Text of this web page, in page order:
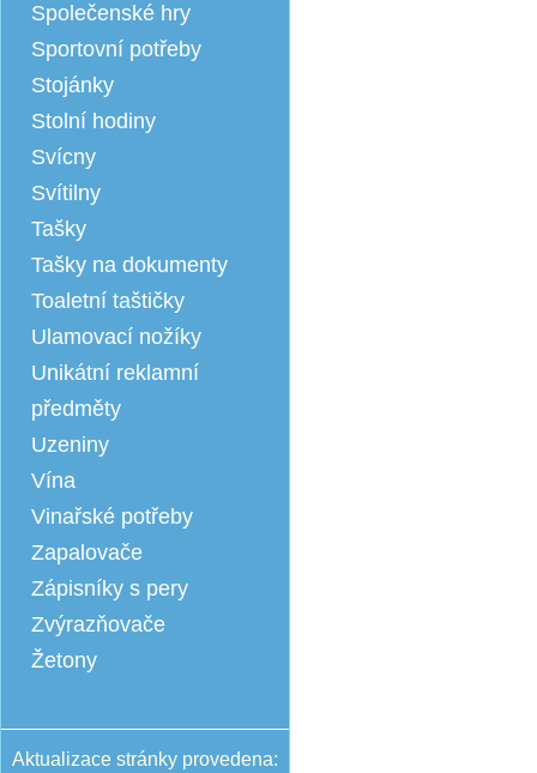
Společenské hry
Sportovní potřeby
Stojánky
Stolní hodiny
Svícny
Svítilny
Tašky
Tašky na dokumenty
Toaletní taštičky
Ulamovací nožíky
Unikátní reklamní
předměty
Uzeniny
Vína
Vinařské potřeby
Zapalovače
Zápisníky s pery
Zvýrazňovače
Žetony
Aktualizace stránky provedena: